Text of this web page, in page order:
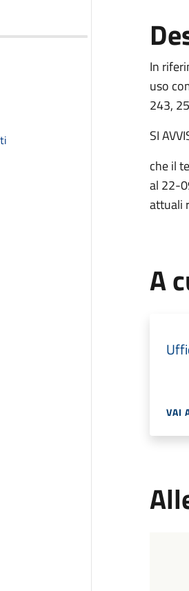
In
uso
243,
SI
che il
al 22-
attuali
A
VAI